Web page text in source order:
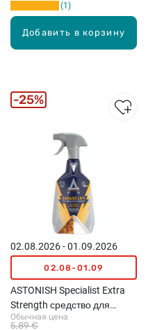
Добавить в корзину
1
02.08.2026 - 01.09.2026
02.08-01.09
ASTONISH Specialist Extra
Strength средство для
быстрого удаления жира,
Обычная цена
5,89 €
25%